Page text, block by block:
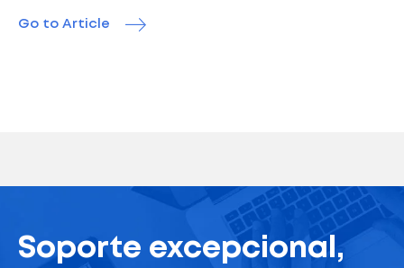
Go to Article
Soporte excepcional,